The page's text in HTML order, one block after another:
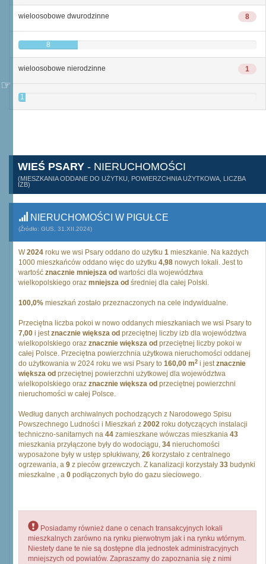
8
wieloosobowe dwurodzinne
8
1
wieloosobowe nierodzinne
1
WIEŚ PSARY - NIERUCHOMOŚCI
(MIESZKANIA ODDANE DO UŻYTKU, POWIERZCHNIA UŻYTKOWA, LICZBA
IZB)
NIERUCHOMOŚCI W PIGUŁCE
(Źródło: GUS, 31.XII.2024)
W2024 roku we wsi Psary oddano do użytku 1 mieszkanie. Na każdych
1000 mieszkańców oddano więc do użytku 4,98 nowych lokali. Jest to
wartość znacznie mniejsza od wartości dla województwa
wielkopolskiego oraz mniejsza od średniej dla całej Polski.
100,0% mieszkań zostało przeznaczonych na cele indywidualne.
Przeciętna liczba pokoi w nowo oddanych mieszkaniach we wsi Psary to
7,00 i jestznacznie większa od przeciętnej liczby izb dla województwa
wielkopolskiego oraz znacznie większa od przeciętnej liczby pokoi w
całej Polsce. Przeciętna powierzchnia użytkowa nieruchomości oddanej
do użytkowania w 2024 roku we wsi Psary to 160,00 m2 i jestznacznie
większa od przeciętnej powierzchni użytkowej dla województwa
wielkopolskiego oraz znacznie większa od przeciętnej powierzchni
nieruchomości w całej Polsce.
Według danych archiwalnych pochodzących z Narodowego Spisu
Powszechnego Ludności i Mieszkań z 2002 roku dotyczących instalacji
techniczno-sanitarnych na 44 zamieszkane wówczas mieszkania 43
mieszkania przyłączone były do wodociągu, 34 nieruchomości
wyposażone były w ustęp spłukiwany, 26 korzystało z centralnego
ogrzewania, a 9 z pieców grzewczych. Z kanalizacji korzystały 33 budynki
mieszkalne , a 0 podłączonych było do gazu sieciowego.
Posiadamy również dane o cenach transakcyjnych lokali
mieszkalnych zarówno na rynku pierwotnym jak i na rynku wtórnym.
Niestety dane te nie są dostępne dla jednostek administracyjnych
mniejszych od powiatów. Zapraszamy do zapoznania się z nimi